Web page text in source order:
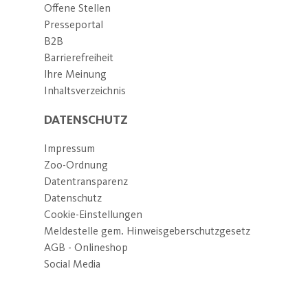
Offene Stellen
Presseportal
B2B
Barrierefreiheit
Ihre Meinung
Inhaltsverzeichnis
DATENSCHUTZ
Impressum
Zoo-Ordnung
Datentransparenz
Datenschutz
Cookie-Einstellungen
Meldestelle gem. Hinweisgeberschutzgesetz
AGB - Onlineshop
Social Media